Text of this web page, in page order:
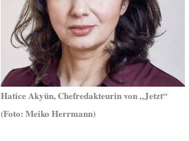
Hatice Akyün, Chefredakteurin von „Jetzt“
(Foto: Meiko Herrmann)